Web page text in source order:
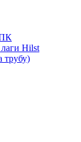
Hilst
трубу)